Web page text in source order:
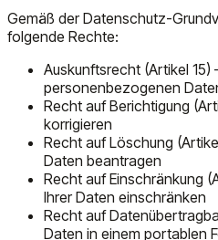
Gemäß der Datenschutz-
folgende Rechte:
Auskunftsrecht (Artikel
personenbezogenen
Recht auf Berichtigung
korrigieren
Recht auf Löschung
Daten beantragen
Recht auf Einschränkung
Ihrer Daten einschränken
Recht auf
Daten in einem portablen